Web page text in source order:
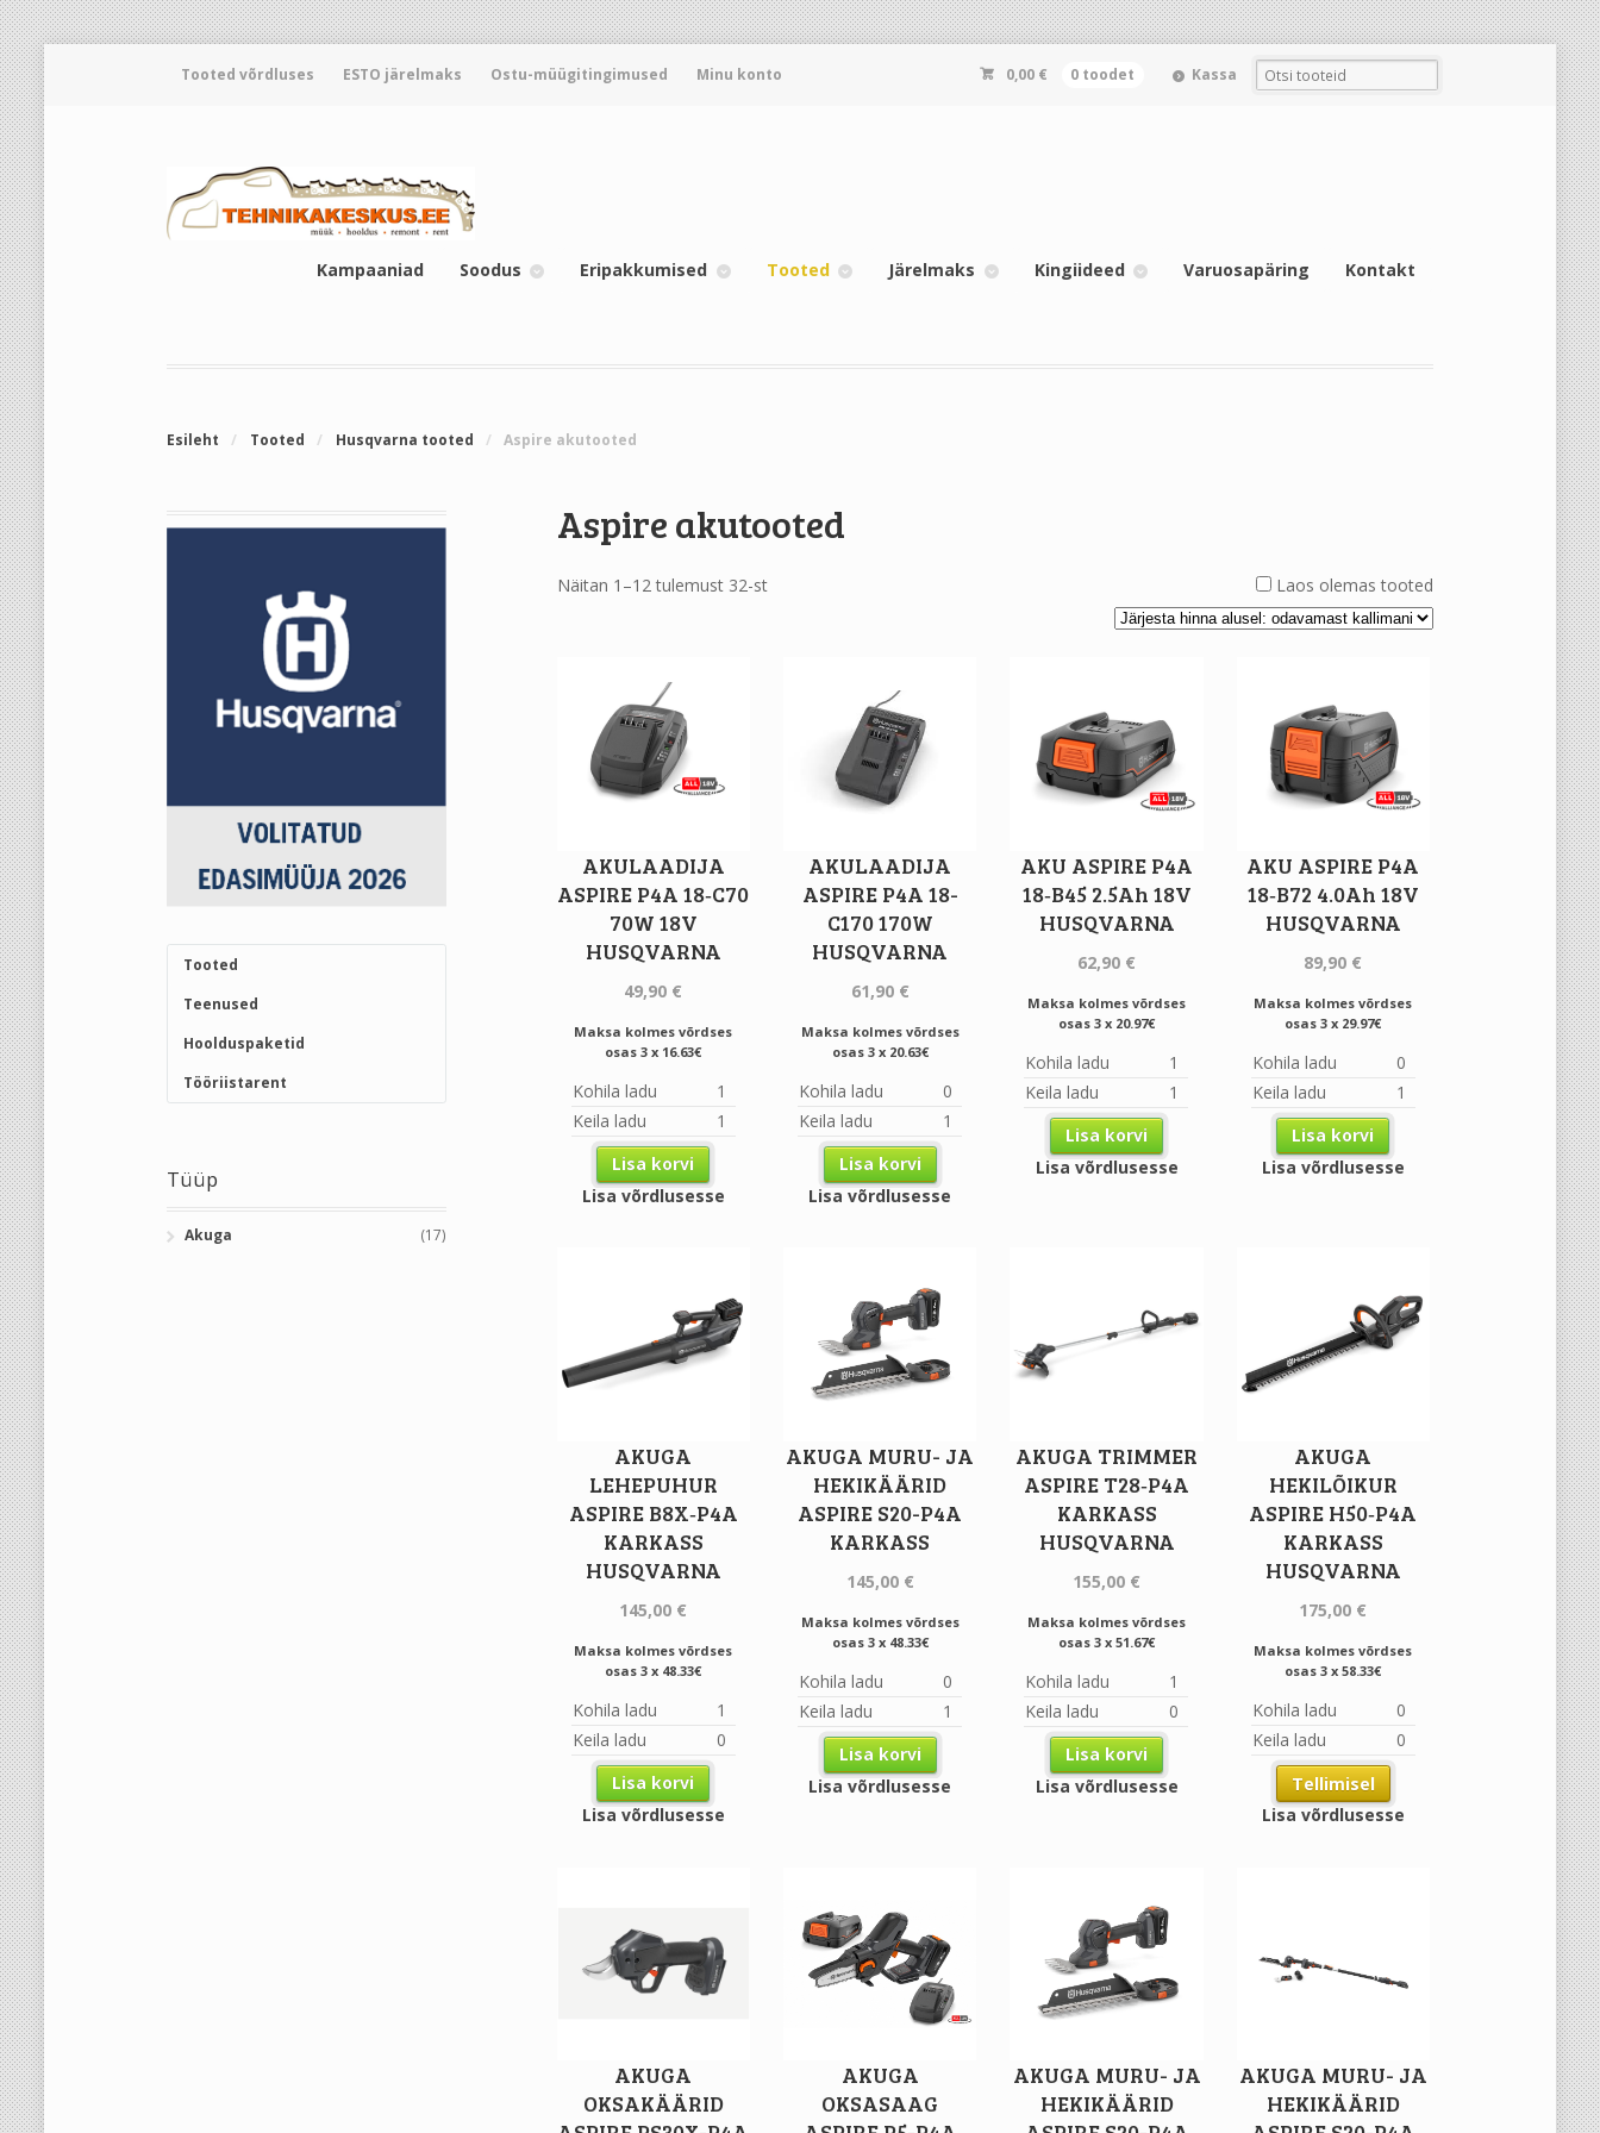
Tooted võrdluses ESTO järelmaks Ostu-müügitingimused Minu konto 0,00 € 0 toodet Kassa
Kampaaniad Soodus Eripakkumised Tooted Järelmaks Kingiideed Varuosapäring Kontakt
Esileht / Tooted / Husqvarna tooted / Aspire akutooted
Aspire akutooted
Näitan 1–12 tulemust 32-st Laos olemas tooted
AKULAADIJA
ASPIRE P4A 18‐C70
70W 18V
HUSQVARNA
49,90 €
Maksa kolmes võrdses
osas 3 x 16.63€
Kohila ladu
1
Keila ladu
1
Lisa korvi
Lisa võrdlusesse
AKULAADIJA
ASPIRE P4A 18-
C170 170W
HUSQVARNA
61,90 €
Maksa kolmes võrdses
osas 3 x 20.63€
Kohila ladu
0
Keila ladu
1
Lisa korvi
Lisa võrdlusesse
AKU ASPIRE P4A
18‐B45 2.5Ah 18V
HUSQVARNA
62,90 €
Maksa kolmes võrdses
osas 3 x 20.97€
Kohila ladu
1
Keila ladu
1
Lisa korvi
Lisa võrdlusesse
AKU ASPIRE P4A
18‐B72 4.0Ah 18V
HUSQVARNA
89,90 €
Maksa kolmes võrdses
osas 3 x 29.97€
Kohila ladu
0
Keila ladu
1
Lisa korvi
Lisa võrdlusesse
AKUGA
LEHEPUHUR
ASPIRE B8X‐P4A
KARKASS
HUSQVARNA
145,00 €
Maksa kolmes võrdses
osas 3 x 48.33€
Kohila ladu
1
Keila ladu
0
Lisa korvi
Lisa võrdlusesse
AKUGA MURU- JA
HEKIKÄÄRID
ASPIRE S20-P4A
KARKASS
145,00 €
Maksa kolmes võrdses
osas 3 x 48.33€
Kohila ladu
0
Keila ladu
1
Lisa korvi
Lisa võrdlusesse
AKUGA TRIMMER
ASPIRE T28‐P4A
KARKASS
HUSQVARNA
155,00 €
Maksa kolmes võrdses
osas 3 x 51.67€
Kohila ladu
1
Keila ladu
0
Lisa korvi
Lisa võrdlusesse
AKUGA
HEKILÕIKUR
ASPIRE H50‐P4A
KARKASS
HUSQVARNA
175,00 €
Maksa kolmes võrdses
osas 3 x 58.33€
Kohila ladu
0
Keila ladu
0
Tellimisel
Lisa võrdlusesse
AKUGA
OKSAKÄÄRID
AKUGA
OKSASAAG
AKUGA MURU- JA
HEKIKÄÄRID
AKUGA MURU- JA
HEKIKÄÄRID
Tooted
Teenused
Hoolduspaketid
Tööriistarent
Tüüp
Akuga (17)